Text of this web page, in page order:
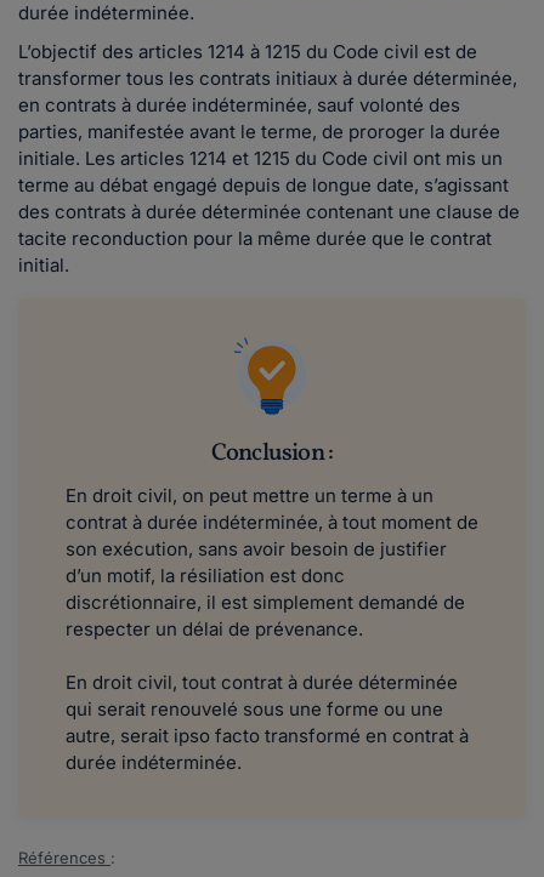
durée indéterminée.
L’objectif des articles 1214 à 1215 du Code civil est de
transformer tous les contrats initiaux à durée déterminée,
en contrats à durée indéterminée, sauf volonté des
parties, manifestée avant le terme, de proroger la durée
initiale. Les articles 1214 et 1215 du Code civil ont mis un
terme au débat engagé depuis de longue date, s’agissant
des contrats à durée déterminée contenant une clause de
tacite reconduction pour la même durée que le contrat
initial.
Conclusion :
En droit civil, on peut mettre un terme à un
contrat à durée indéterminée, à tout moment de
son exécution, sans avoir besoin de justifier
d’un motif, la résiliation est donc
discrétionnaire, il est simplement demandé de
respecter un délai de prévenance.
En droit civil, tout contrat à durée déterminée
qui serait renouvelé sous une forme ou une
autre, serait ipso facto transformé en contrat à
durée indéterminée.
Références :